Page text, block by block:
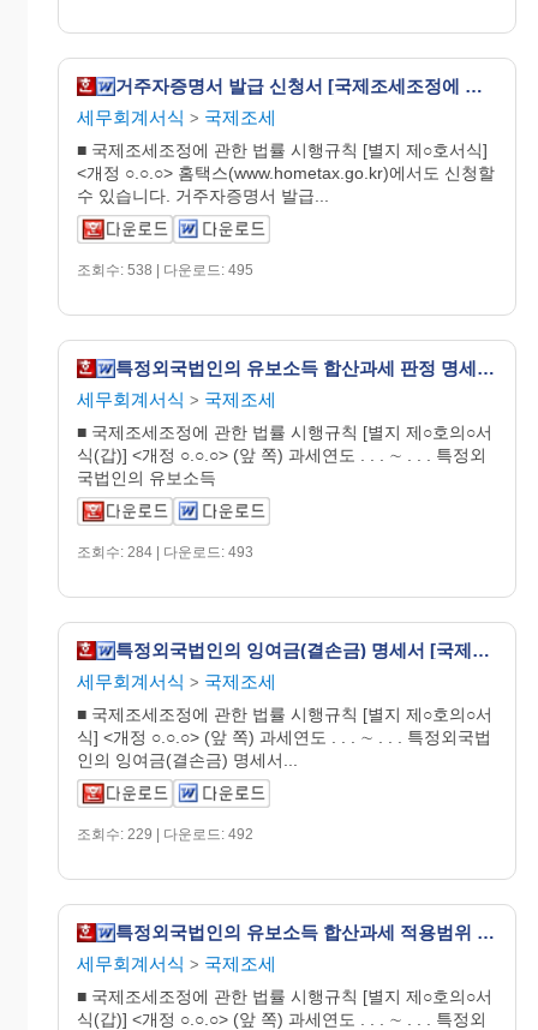
거주자증명서 발급 신청서 [국제조세조정에 관한 법률 시행규칙 서식17]
세무회계서식 > 국제조세
■ 국제조세조정에 관한 법률 시행규칙 [별지 제○호서식]
<개정 ○.○.○> 홈택스(www.hometax.go.kr)에서도 신청할
수 있습니다. 거주자증명서 발급...
조회수: 538 | 다운로드: 495
특정외국법인의 유보소득 합산과세 판정 명세서(갑), 특정외국법인의 유보소득 합산과세 판정 명세서(을), 특정외국법인의 유보소득 합산과세 판정 명세서(병) [국제조세조정에 관한 법률 시행규칙 서식10의4]
세무회계서식 > 국제조세
■ 국제조세조정에 관한 법률 시행규칙 [별지 제○호의○서
식(갑)] <개정 ○.○.○> (앞 쪽) 과세연도 . . . ∼ . . . 특정외
국법인의 유보소득
조회수: 284 | 다운로드: 493
특정외국법인의 잉여금(결손금) 명세서 [국제조세조정에 관한 법률 시행규칙 서식10의6]
세무회계서식 > 국제조세
■ 국제조세조정에 관한 법률 시행규칙 [별지 제○호의○서
식] <개정 ○.○.○> (앞 쪽) 과세연도 . . . ∼ . . . 특정외국법
인의 잉여금(결손금) 명세서...
조회수: 229 | 다운로드: 492
특정외국법인의 유보소득 합산과세 적용범위 판정 명세서(갑) [국제조세조정에 관한 법률 시행규칙 서식10의7]
세무회계서식 > 국제조세
■ 국제조세조정에 관한 법률 시행규칙 [별지 제○호의○서
식(갑)] <개정 ○.○.○> (앞 쪽) 과세연도 . . . ∼ . . . 특정외